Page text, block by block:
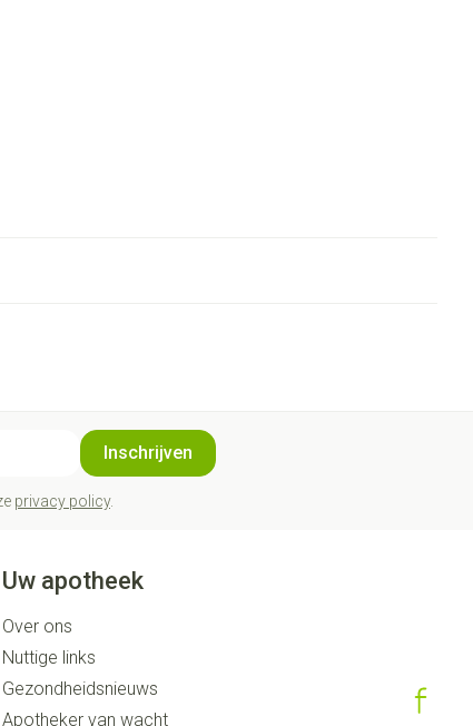
Inschrijven
privacy policy.
Uw apotheek
Over ons
Nuttige links
Gezondheidsnieuws
Apotheker van wacht